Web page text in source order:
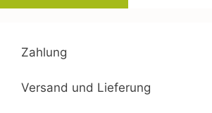
Zahlung
Versand und Lieferung